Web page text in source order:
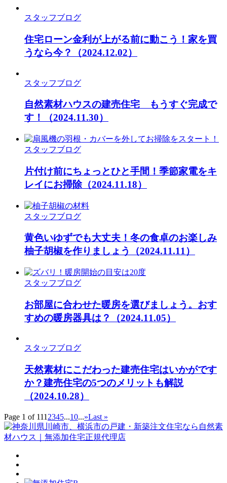
スタッフブログ
住宅ローン金利が上がる前に動こう！家を買
うなら今？
（2024.12.02）
スタッフブログ
自然素材ハウスの建売住宅 もうすぐ完成で
す！
（2024.11.30）
スタッフブログ
片付け前にちょっとひと手間！季節家電をキ
レイにお掃除（2024.11.18）
スタッフブログ
黄色いゆずでも大丈夫！冬の食卓のお楽しみ
柚子胡椒を作りましょう
（2024.11.11）
スタッフブログ
お部屋に合わせた暖房を選びましょう。おす
すめの暖房器具は？
（2024.11.05）
スタッフブログ
天然素材にこだわった建売住宅はいかがです
か？建売住宅の5つのメリットも解説
（2024.10.28）
Page 1 of 111 2345...10...»Last »